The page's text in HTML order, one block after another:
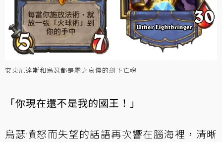
安東尼達斯和烏瑟都是霜之哀傷的劍下亡魂
「你現在還不是我的國王！」
烏瑟憤怒而失望的話語再次響在腦海裡，清晰